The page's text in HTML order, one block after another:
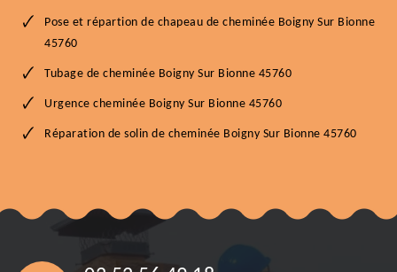
Pose et répartion de chapeau de cheminée Boigny Sur Bionne
45760
Tubage de cheminée Boigny Sur Bionne 45760
Urgence cheminée Boigny Sur Bionne 45760
Réparation de solin de cheminée Boigny Sur Bionne 45760